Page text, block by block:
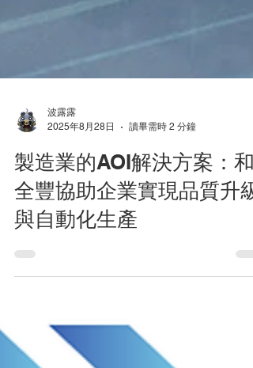
波露露
2025年8月28日
讀畢需時 2 分鐘
製造業的AOI解決方案：和
與自動化生產